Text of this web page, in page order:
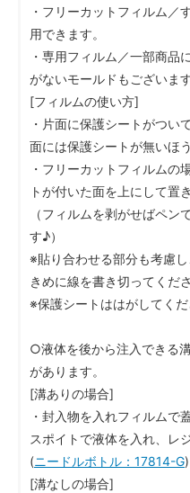
・フリーカットフィルム／
用できます。
・専用フィルム／一部商品
がないモールドもございま
[フィルムの使い方]
・片面に保護シートがつい
面には保護シートが無いほ
・フリーカットフィルムの
トが付いた面を上にして置
（フィルムを剥がせばペ
す♪）
※貼り合わせる部分も考慮
きめに線を書き切ってくださ
※保護シートははがしてくだ
○液体を後から注入できる
があります。
[溝ありの場合]
・封入物を入れフィルムで
スポイトで液体を入れ、レ
(ニードルボトル：17814-G)
[溝なしの場合]